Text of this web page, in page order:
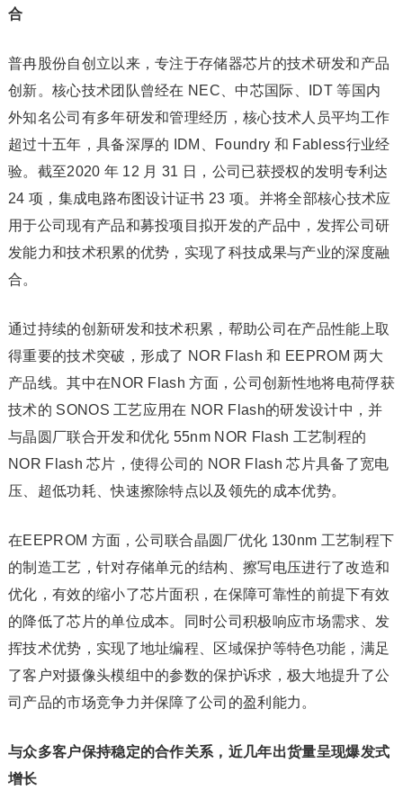
合
普冉股份自创立以来，专注于存储器芯片的技术研发和产品
创新。核心技术团队曾经在 NEC、中芯国际、IDT 等国内
外知名公司有多年研发和管理经历，核心技术人员平均工作
超过十五年，具备深厚的 IDM、Foundry 和 Fabless行业经
验。截至2020 年 12 月 31 日，公司已获授权的发明专利达
24 项，集成电路布图设计证书 23 项。并将全部核心技术应
用于公司现有产品和募投项目拟开发的产品中，发挥公司研
发能力和技术积累的优势，实现了科技成果与产业的深度融
合。
通过持续的创新研发和技术积累，帮助公司在产品性能上取
得重要的技术突破，形成了 NOR Flash 和 EEPROM 两大
产品线。其中在NOR Flash 方面，公司创新性地将电荷俘获
技术的 SONOS 工艺应用在 NOR Flash的研发设计中，并
与晶圆厂联合开发和优化 55nm NOR Flash 工艺制程的
NOR Flash 芯片，使得公司的 NOR Flash 芯片具备了宽电
压、超低功耗、快速擦除特点以及领先的成本优势。
在EEPROM 方面，公司联合晶圆厂优化 130nm 工艺制程下
的制造工艺，针对存储单元的结构、擦写电压进行了改造和
优化，有效的缩小了芯片面积，在保障可靠性的前提下有效
的降低了芯片的单位成本。同时公司积极响应市场需求、发
挥技术优势，实现了地址编程、区域保护等特色功能，满足
了客户对摄像头模组中的参数的保护诉求，极大地提升了公
司产品的市场竞争力并保障了公司的盈利能力。
与众多客户保持稳定的合作关系，近几年出货量呈现爆发式
增长